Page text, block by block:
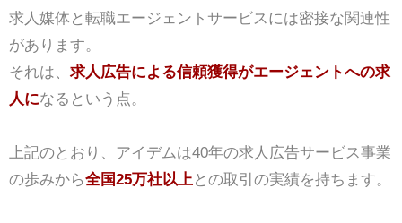
求人媒体と転職エージェントサービスには密接な関連性
があります。
それは、 求人広告による信頼獲得がエージェントへの求
人になるという点。
上記のとおり、アイデムは40年の求人広告サービス事業
の歩みから全国25万社以上 との取引の実績を持ちます。